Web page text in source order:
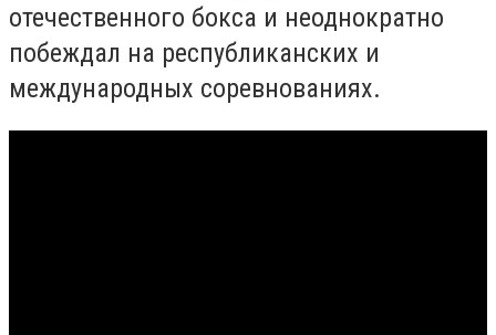
отечественного бокса и неоднократно
побеждал на республиканских и
международных соревнованиях.